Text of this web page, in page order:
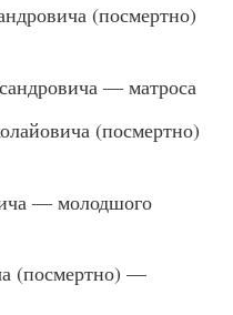
(посмертно)
— матроса
(посмертно)
— молодшого
(посмертно) —